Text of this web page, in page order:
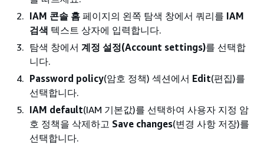
IAM 콘솔 홈 페이지의 왼쪽 탐색 창에서 쿼리를 IAM
검색 텍스트 상자에 입력합니다.
탐색 창에서 계정 설정(Account settings)를 선택합
니다.
Password policy(암호 정책) 섹션에서 Edit(편집)를
선택합니다.
IAM default(IAM 기본값)를 선택하여 사용자 지정 암
호 정책을 삭제하고 Save changes(변경 사항 저장)를
선택합니다.